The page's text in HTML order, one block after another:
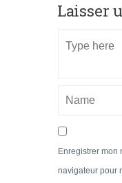
Laisser
Enregistrer mon
navigateur pour